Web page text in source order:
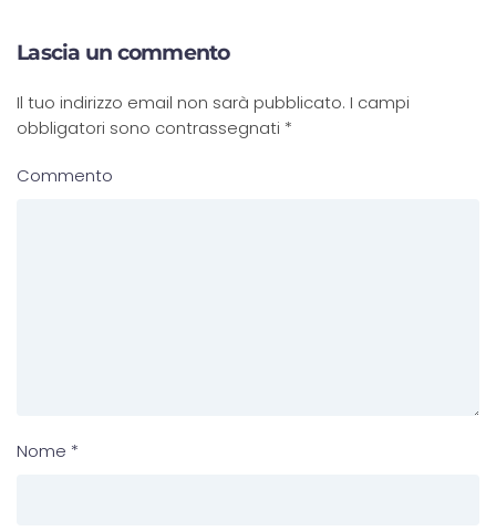
Lascia un commento
Il tuo indirizzo email non sarà pubblicato. I campi
obbligatori sono contrassegnati *
Commento
Nome *